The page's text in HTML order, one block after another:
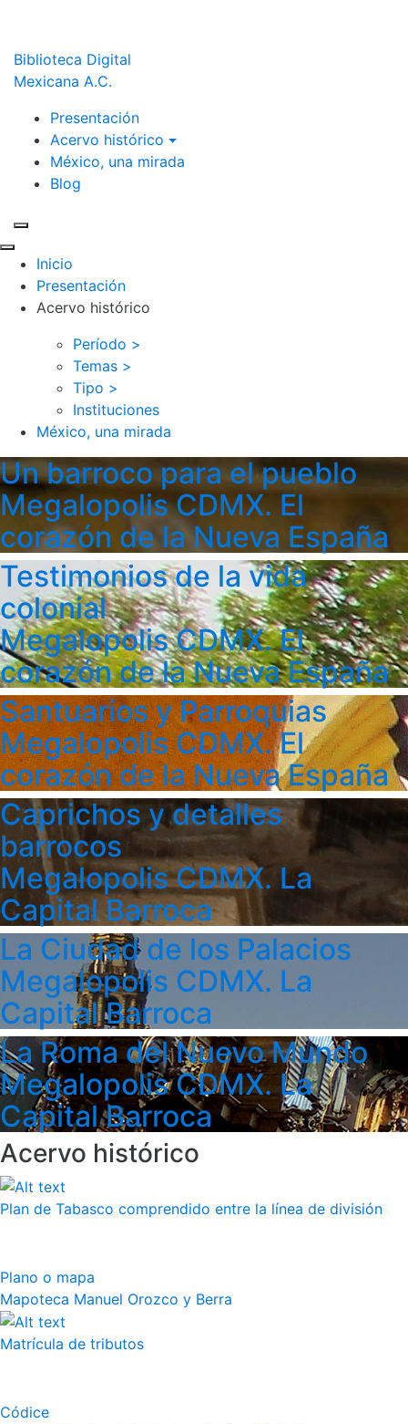
Biblioteca Digital
Mexicana A.C.
Presentación
Acervo histórico
México, una mirada
Blog
Inicio
Presentación
Acervo histórico
Período >
Temas >
Tipo >
Instituciones
México, una mirada
Un barroco para el pueblo
Megalopolis CDMX. El
corazón de la Nueva España
Testimonios de la vida
colonial
Megalopolis CDMX. El
corazón de la Nueva España
Santuarios y Parroquias
Megalopolis CDMX. El
corazón de la Nueva España
Caprichos y detalles
barrocos
Megalopolis CDMX. La
Capital Barroca
La Ciudad de los Palacios
Megalopolis CDMX. La
Capital Barroca
La Roma del Nuevo Mundo
Megalopolis CDMX. La
Capital Barroca
Acervo histórico
Plan de Tabasco comprendido entre la línea de división
Plano o mapa
Mapoteca Manuel Orozco y Berra
Matrícula de tributos
Códice